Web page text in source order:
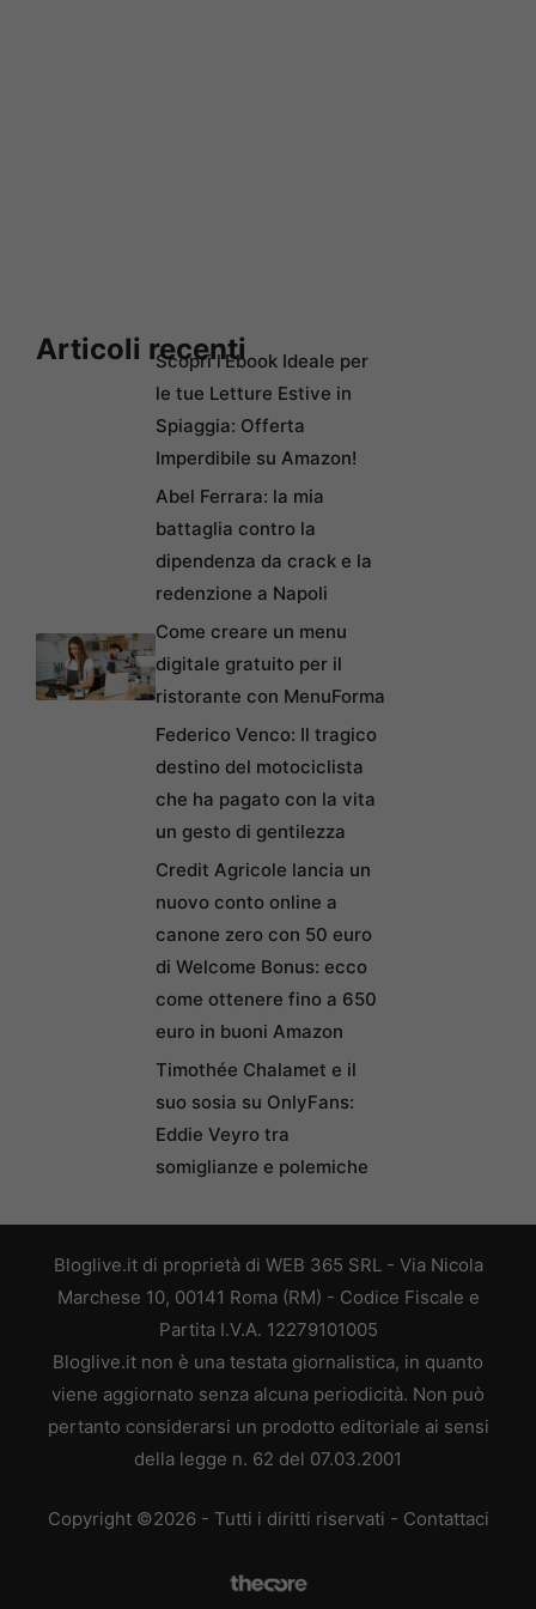
Articoli recentiScopri l’Ebook Ideale per
le tue Letture Estive in
Spiaggia: Offerta
Imperdibile su Amazon!
Abel Ferrara: la mia
battaglia contro la
dipendenza da crack e la
redenzione a Napoli
Come creare un menu
digitale gratuito per il
ristorante con MenuForma
Federico Venco: Il tragico
destino del motociclista
che ha pagato con la vita
un gesto di gentilezza
Credit Agricole lancia un
nuovo conto online a
canone zero con 50 euro
di Welcome Bonus: ecco
come ottenere fino a 650
euro in buoni Amazon
Timothée Chalamet e il
suo sosia su OnlyFans:
Eddie Veyro tra
somiglianze e polemiche
Bloglive.it di proprietà di WEB 365 SRL - Via Nicola
Marchese 10, 00141 Roma (RM) - Codice Fiscale e
Partita I.V.A. 12279101005
Bloglive.it non è una testata giornalistica, in quanto
viene aggiornato senza alcuna periodicità. Non può
pertanto considerarsi un prodotto editoriale ai sensi
della legge n. 62 del 07.03.2001
Copyright ©2026 - Tutti i diritti riservati - Contattaci